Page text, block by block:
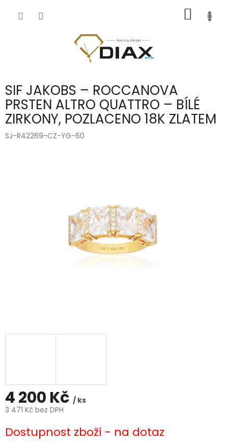
KOŠÍK
SIF JAKOBS – ROCCANOVA
PRSTEN ALTRO QUATTRO – BÍLÉ
ZIRKONY, POZLACENO 18K ZLATEM
SJ-R42269-CZ-YG-60
4 200 Kč / ks
3 471 Kč bez DPH
cena:
Dostupnost zboží - na dotaz